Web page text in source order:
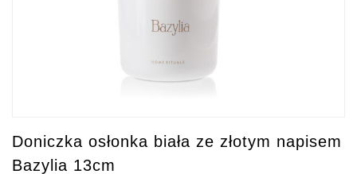
Doniczka osłonka biała ze złotym napisem
Bazylia 13cm